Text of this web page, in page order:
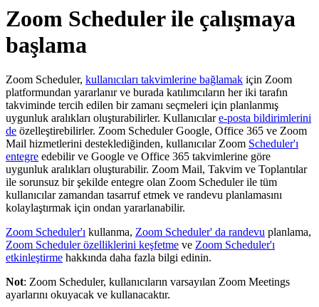
Zoom Scheduler ile çalışmaya
başlama
Zoom Scheduler, kullanıcıları takvimlerine bağlamak için Zoom
platformundan yararlanır ve burada katılımcıların her iki tarafın
takviminde tercih edilen bir zamanı seçmeleri için planlanmış
uygunluk aralıkları oluşturabilirler. Kullanıcılare-posta bildirimlerini
de özelleştirebilirler. Zoom Scheduler Google, Office 365 ve Zoom
Mail hizmetlerini desteklediğinden, kullanıcılar Zoom Scheduler'ı
entegre edebilir ve Google ve Office 365 takvimlerine göre
uygunluk aralıkları oluşturabilir. Zoom Mail, Takvim ve Toplantılar
ile sorunsuz bir şekilde entegre olan Zoom Scheduler ile tüm
kullanıcılar zamandan tasarruf etmek ve randevu planlamasını
kolaylaştırmak için ondan yararlanabilir.
Zoom Scheduler'ı kullanma, Zoom Scheduler' da randevu planlama,
Zoom Scheduler özelliklerini keşfetme ve Zoom Scheduler'ı
etkinleştirme hakkında daha fazla bilgi edinin.
Not: Zoom Scheduler, kullanıcıların varsayılan Zoom Meetings
ayarlarını okuyacak ve kullanacaktır.